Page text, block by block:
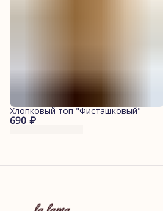
690 ₽
Хлопковый топ "Фисташковый"